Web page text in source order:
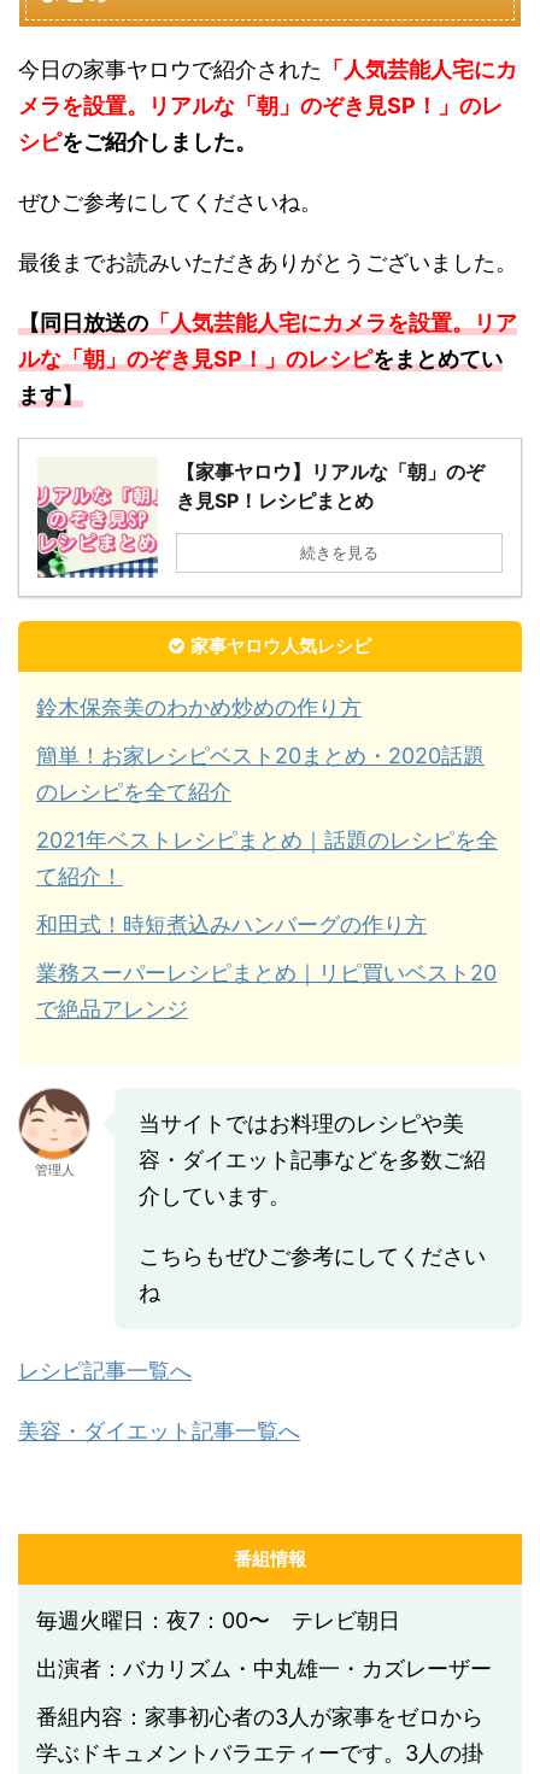
今日の家事ヤロウで紹介された 「人気芸能人宅にカ
メラを設置。リアルな「朝」のぞき見SP！」 のレ
シピをご紹介しました。
ぜひご参考にしてくださいね。
最後までお読みいただきありがとうございました。
【同日放送の「人気芸能人宅にカメラを設置。リア
ルな「朝」のぞき見SP！」のレシピをまとめてい
ます】
【家事ヤロウ】リアルな「朝」のぞ
き見SP！レシピまとめ
続きを見る
家事ヤロウ人気レシピ
鈴木保奈美のわかめ炒めの作り方
簡単！お家レシピベスト20まとめ・2020話題
のレシピを全て紹介
2021年ベストレシピまとめ｜話題のレシピを全
て紹介！
和田式！時短煮込みハンバーグの作り方
業務スーパーレシピまとめ｜リピ買いベスト20
で絶品アレンジ
管理人
当サイトではお料理のレシピや美
容・ダイエット記事などを多数ご紹
介しています。
こちらもぜひご参考にしてください
ね
レシピ記事一覧へ
美容・ダイエット記事一覧へ
番組情報
毎週火曜日：夜7：00〜 テレビ朝日
出演者：バカリズム・中丸雄一・カズレーザー
番組内容：家事初心者の3人が家事をゼロから
学ぶドキュメントバラエティーです。3人の掛